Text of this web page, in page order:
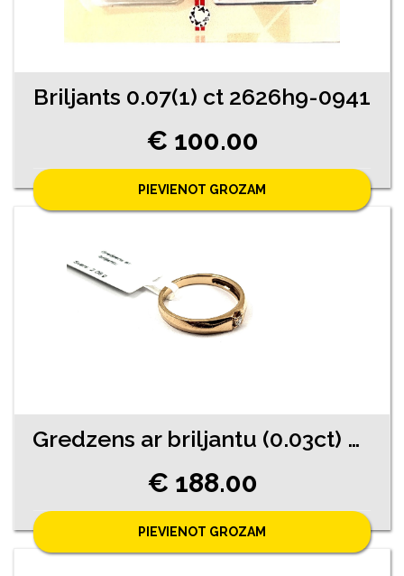
Briljants 0.07(1) ct 2626h9-0941
€ 100.00
PIEVIENOT GROZAM
Gredzens ar briljantu (0.03ct) 9770-4541
€ 188.00
PIEVIENOT GROZAM